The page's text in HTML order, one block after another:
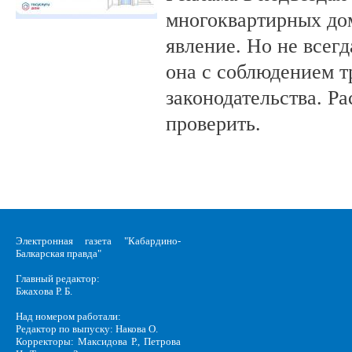
многоквартирных
явление. Но не
она с соблюдением
законодательства.
проверить.
Электронная газета "Кабардино-
Балкарская правда"
Главный редактор:
Бжахова Р. Б.
Над номером работали:
Редактор по выпуску: Накова О.
Корректоры: Максидова Р., Петрова